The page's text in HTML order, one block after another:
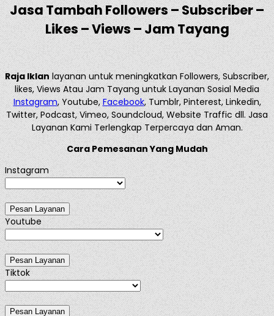
Jasa Tambah Followers – Subscriber –
Likes – Views – Jam Tayang
Raja Iklan layanan untuk meningkatkan Followers, Subscriber,
likes, Views Atau Jam Tayang untuk Layanan Sosial Media
Instagram, Youtube,Facebook, Tumblr, Pinterest, Linkedin,
Twitter, Podcast, Vimeo, Soundcloud, Website Traffic dll. Jasa
Layanan Kami Terlengkap Terpercaya dan Aman.
Cara Pemesanan Yang Mudah
Instagram
Youtube
Tiktok